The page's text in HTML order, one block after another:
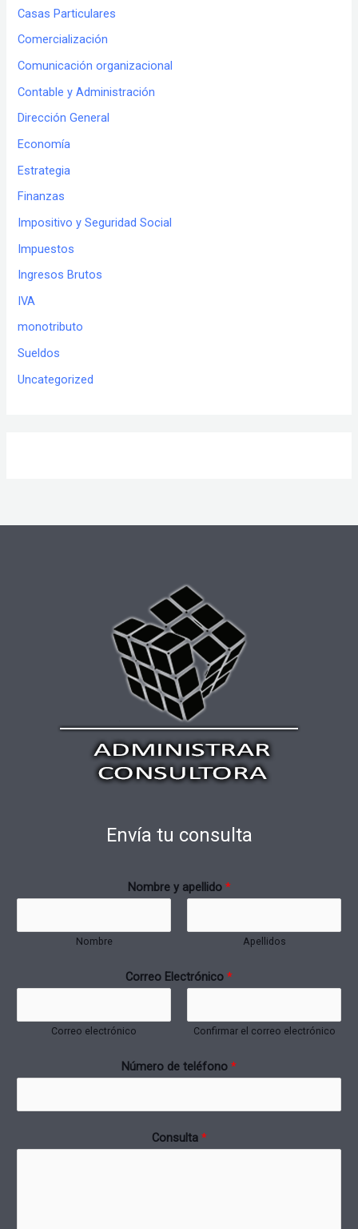
Casas Particulares
Comercialización
Comunicación organizacional
Contable y Administración
Dirección General
Economía
Estrategia
Finanzas
Impositivo y Seguridad Social
Impuestos
Ingresos Brutos
IVA
monotributo
Sueldos
Uncategorized
Envía tu consulta
Nombre y apellido *
Nombre Apellidos
Correo Electrónico *
Correo electrónico Confirmar el correo electrónico
Número de teléfono *
Consulta *